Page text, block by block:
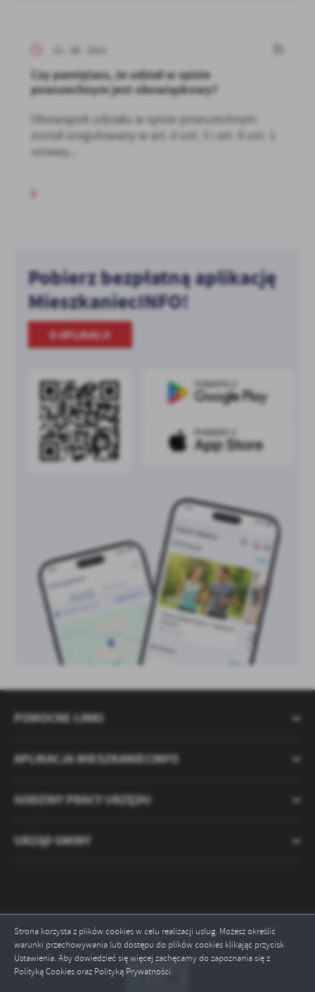
Strona korzysta z plików cookies w celu realizacji usług. Możesz określić
warunki przechowywania lub dostępu do plików cookies klikając przycisk
Ustawienia. Aby dowiedzieć się więcej zachęcamy do zapoznania się z
Polityką Cookies oraz Polityką Prywatności.
ZAPISZ WYBRANE
21 - 06 - 2021
Czy pamiętasz, że udział w spisie
powszechnym jest obowiązkowy?
Obowiązek udziału w spisie powszechnym
został uregulowany w art. 6 ust. 3 i art. 9 ust. 1
ustawy...
Pobierz bezpłatną aplikację
MieszkaniecINFO!
O APLIKACJI
POMOCNE LINKI
APLIKACJA MIESZKANIECINFO
GODZINY PRACY URZĘDU
URZĄD GMINY
Odwiedzin: 2121373